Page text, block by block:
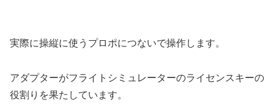
実際に操縦に使うプロポにつないで操作します。
アダプターがフライトシミュレーターのライセンスキーの
役割りを果たしています。